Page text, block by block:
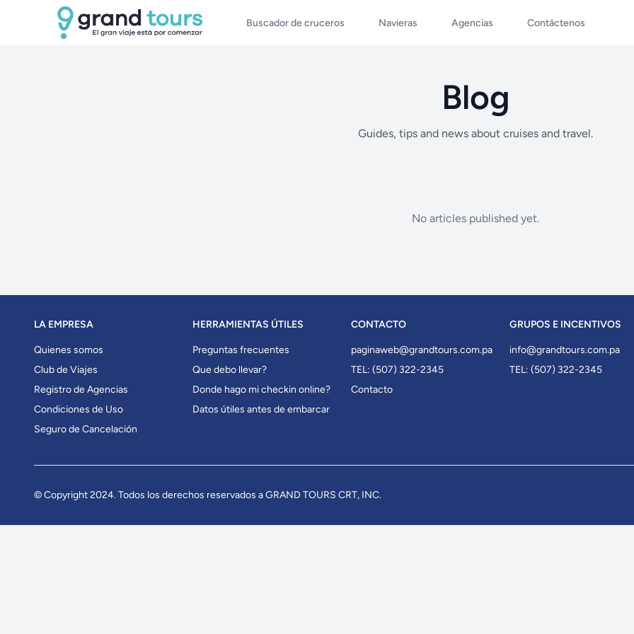
Buscador de cruceros Navieras Agencias Contáctenos
Blog
Guides, tips and news about cruises and travel.
No articles published yet.
LA EMPRESA
Quienes somos
Club de Viajes
Registro de Agencias
Condiciones de Uso
Seguro de Cancelación
HERRAMIENTAS ÚTILES
Preguntas frecuentes
Que debo llevar?
Donde hago mi checkin online?
Datos útiles antes de embarcar
CONTACTO
paginaweb@grandtours.com.pa
TEL: (507) 322-2345
Contacto
GRUPOS E INCENTIVOS
info@grandtours.com.pa
TEL: (507) 322-2345
© Copyright 2024. Todos los derechos reservados a GRAND TOURS CRT, INC.